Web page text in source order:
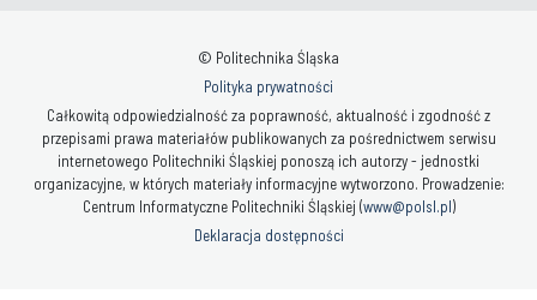
© Politechnika Śląska
Polityka prywatności
Całkowitą odpowiedzialność za poprawność, aktualność i zgodność z
przepisami prawa materiałów publikowanych za pośrednictwem serwisu
internetowego Politechniki Śląskiej ponoszą ich autorzy - jednostki
organizacyjne, w których materiały informacyjne wytworzono. Prowadzenie:
Centrum Informatyczne Politechniki Śląskiej (www@polsl.pl)
Deklaracja dostępności